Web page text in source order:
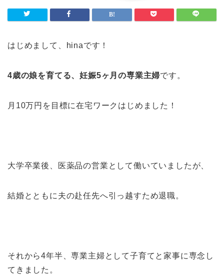
はじめまして、hinaです！
4歳の娘を育てる、妊娠5ヶ月の専業主婦です。
月10万円を目標に在宅ワークはじめました！
大学卒業後、医薬品の営業として働いていましたが、
結婚とともに夫の赴任先へ引っ越すため退職。
それから4年半、専業主婦として子育てと家事に専念 し
てきました。